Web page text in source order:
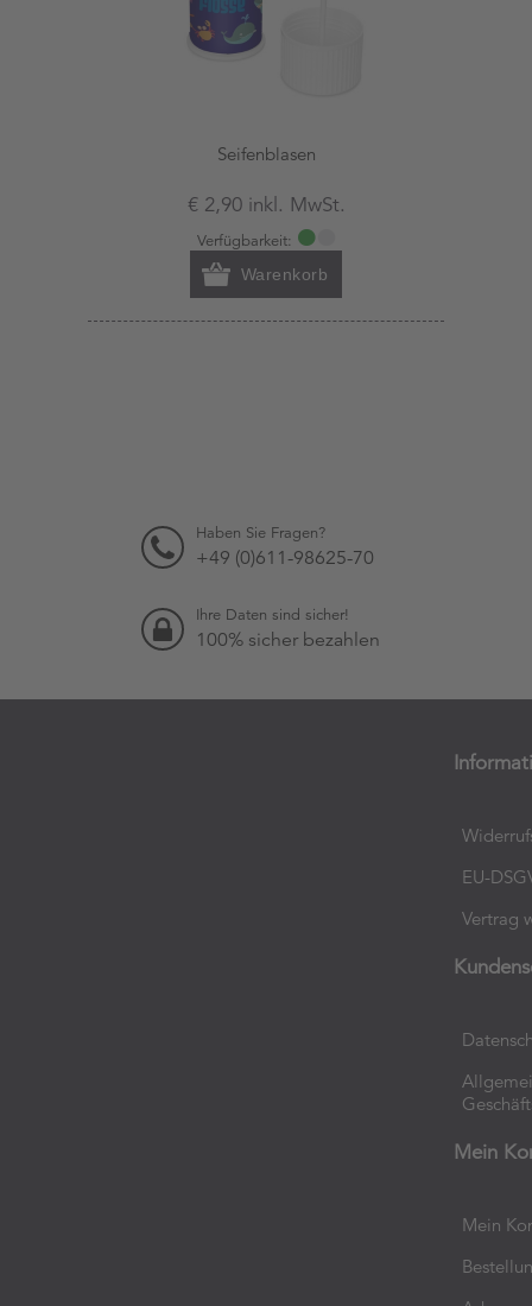
Seifenblasen
€ 2,90 inkl. MwSt.
Verfügbarkeit:
Warenkorb
Haben Sie Fragen?
+49 (0)611-98625-70
Ihre Daten sind sicher!
100% sicher bezahlen
EU-
Vertrag
Mein
Mein